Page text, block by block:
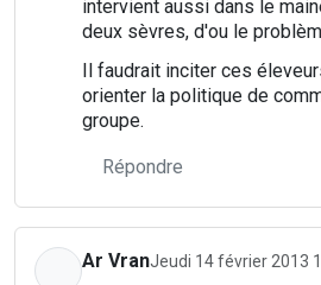
intervient aussi dans le
deux sèvres, d'ou le
Il faudrait inciter ces
orienter la politique de
groupe.
Répondre
Ar VranJeudi 14 février 2013